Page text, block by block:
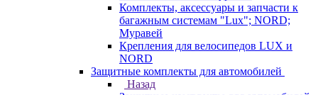
Комплекты, аксессуары и запчасти к
багажным системам "Lux"; NORD;
Муравей
Крепления для велосипедов LUX и
NORD
Защитные комплекты для автомобилей
Назад